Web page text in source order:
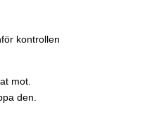
kontrollen
mot.
den.